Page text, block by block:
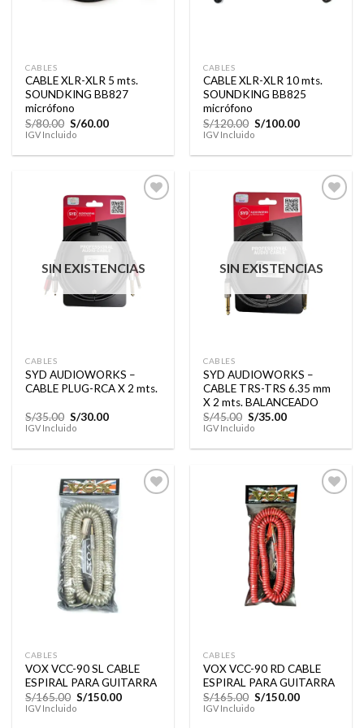
CABLES
CABLE XLR-XLR 5 mts.
SOUNDKING BB827
micrófono
S/80.00 El
precio
era:
S/60.00El
es:
IGV Incluido
CABLES
CABLE XLR-XLR 10 mts.
SOUNDKING BB825
micrófono
S/120.00 El
precio
era:
S/100.00El
es:
IGV Incluido
lista de
deseos
SIN EXISTENCIAS
CABLES
SYD AUDIOWORKS –
CABLE PLUG-RCA X 2 mts.
S/35.00 El
precio
era:
S/30.00El
es:
IGV Incluido
lista de
deseos
SIN EXISTENCIAS
CABLES
SYD AUDIOWORKS –
CABLE TRS-TRS 6.35 mm
X 2 mts. BALANCEADO
S/45.00 El
precio
era:
S/35.00El
es:
IGV Incluido
CABLES
VOX VCC-90 SL CABLE
ESPIRAL PARA GUITARRA
S/165.00 El
precio
S/150.00El
IGV Incluido
CABLES
VOX VCC-90 RD CABLE
ESPIRAL PARA GUITARRA
S/165.00 El
precio
S/150.00El
IGV Incluido